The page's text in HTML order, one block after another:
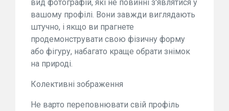
вид фотографій, які не повинні з'являтися у
вашому профілі. Вони завжди виглядають
штучно, і якщо ви прагнете
продемонструвати свою фізичну форму
або фігуру, набагато краще обрати знімок
на природі.
Колективні зображення
Не варто переповнювати свій профіль